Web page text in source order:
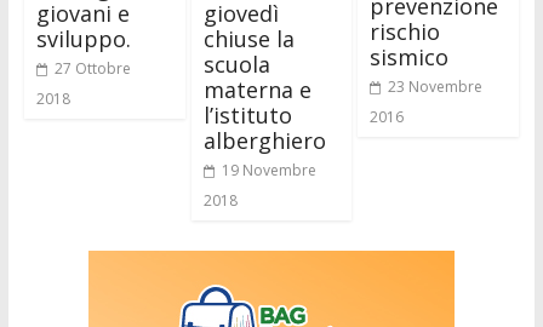
giovani e
sviluppo.
27 Ottobre
2018
giovedì
chiuse la
scuola
materna e
l’istituto
alberghiero
19 Novembre
2018
rischio
sismico
23 Novembre
2016